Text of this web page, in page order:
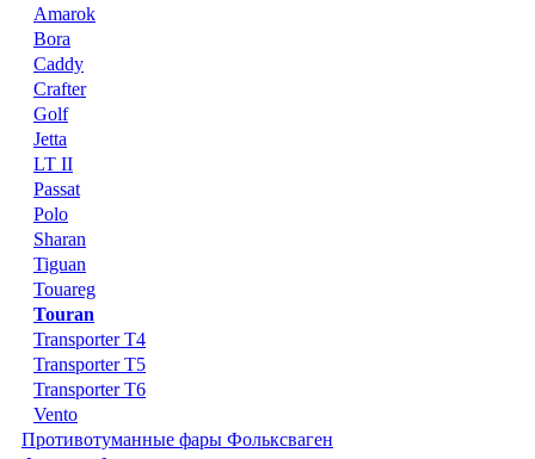
Amarok
Bora
Caddy
Crafter
Golf
Jetta
LT II
Passat
Polo
Sharan
Tiguan
Touareg
Touran
Transporter T4
Transporter T5
Transporter T6
Vento
Противотуманные фары Фольксваген